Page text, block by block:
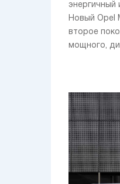
энергичный
Новый Opel
второе
мощного,